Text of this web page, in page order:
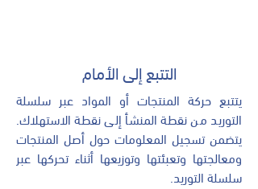
التتبع إلى الأمام
يتتبع حركة المنتجات أو المواد عبر سلسلة
التوريد من نقطة المنشأ إلى نقطة الاستهلاك.
يتضمن تسجيل المعلومات حول أصل المنتجات
ومعالجتها وتعبئتها وتوزيعها أثناء تحركها عبر
سلسلة التوريد.